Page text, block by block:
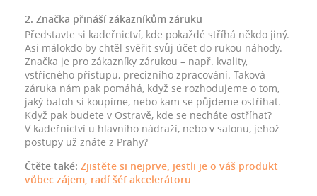
2. Značka přináší zákazníkům záruku
Představte si kadeřnictví, kde pokaždé stříhá někdo jiný.
Asi málokdo by chtěl svěřit svůj účet do rukou náhody.
Značka je pro zákazníky zárukou – např. kvality,
vstřícného přístupu, precizního zpracování. Taková
záruka nám pak pomáhá, když se rozhodujeme o tom,
jaký batoh si koupíme, nebo kam se půjdeme ostříhat.
Když pak budete v Ostravě, kde se necháte ostříhat?
V kadeřnictví u hlavního nádraží, nebo v salonu, jehož
postupy už znáte z Prahy?
Čtěte také: Zjistěte si nejprve, jestli je o váš produkt
vůbec zájem, radí šéf akcelerátoru